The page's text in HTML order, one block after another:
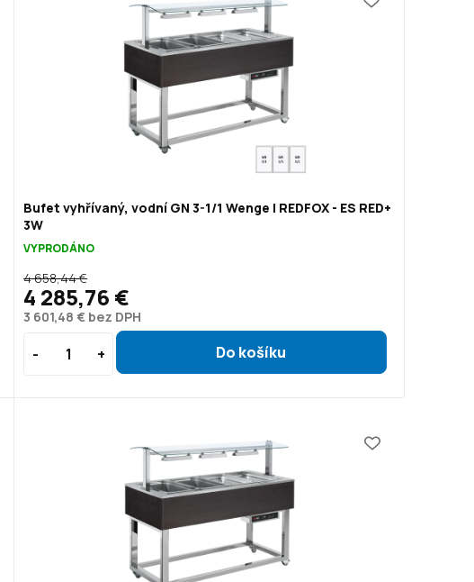
Bufet vyhřívaný, vodní GN 3-1/1 Wenge | REDFOX - ES RED+
3W
VYPRODÁNO
3 601,48 € bez DPH
4 658,44 €
4 285,76 €